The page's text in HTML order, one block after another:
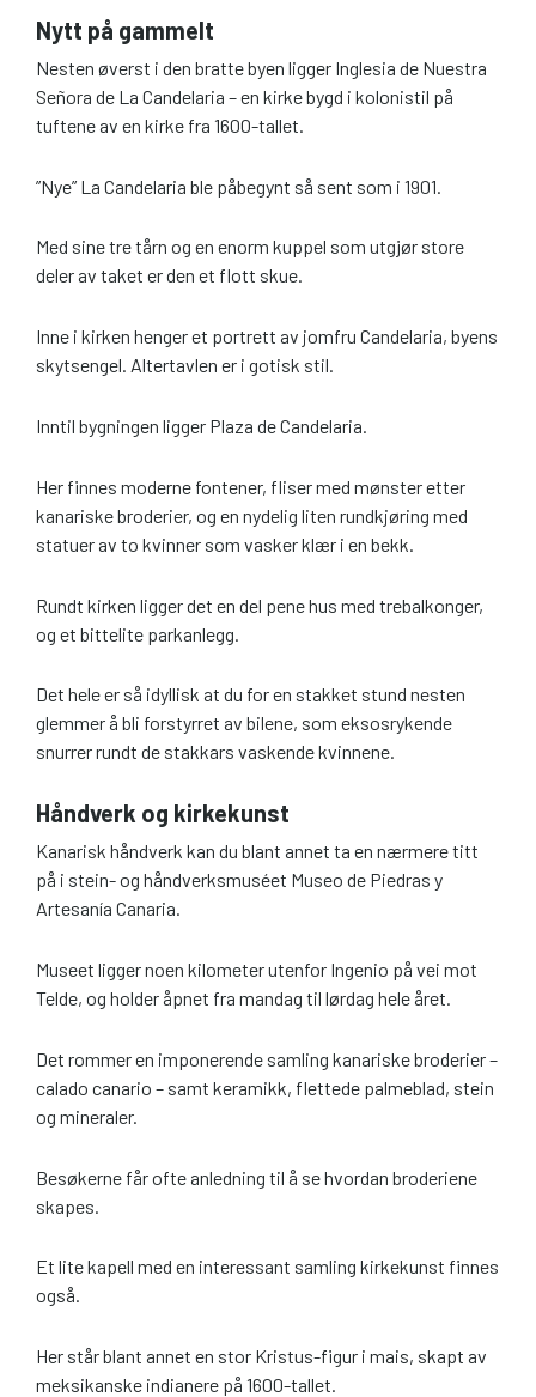
Nytt på gammelt
Nesten øverst i den bratte byen ligger Inglesia de Nuestra
Señora de La Candelaria – en kirke bygd i kolonistil på
tuftene av en kirke fra 1600-tallet.
”Nye” La Candelaria ble påbegynt så sent som i 1901.
Med sine tre tårn og en enorm kuppel som utgjør store
deler av taket er den et flott skue.
Inne i kirken henger et portrett av jomfru Candelaria, byens
skytsengel. Altertavlen er i gotisk stil.
Inntil bygningen ligger Plaza de Candelaria.
Her finnes moderne fontener, fliser med mønster etter
kanariske broderier, og en nydelig liten rundkjøring med
statuer av to kvinner som vasker klær i en bekk.
Rundt kirken ligger det en del pene hus med trebalkonger,
og et bittelite parkanlegg.
Det hele er så idyllisk at du for en stakket stund nesten
glemmer å bli forstyrret av bilene, som eksosrykende
snurrer rundt de stakkars vaskende kvinnene.
Håndverk og kirkekunst
Kanarisk håndverk kan du blant annet ta en nærmere titt
på i stein- og håndverksmuséet Museo de Piedras y
Artesanía Canaria.
Museet ligger noen kilometer utenfor Ingenio på vei mot
Telde, og holder åpnet fra mandag til lørdag hele året.
Det rommer en imponerende samling kanariske broderier –
calado canario – samt keramikk, flettede palmeblad, stein
og mineraler.
Besøkerne får ofte anledning til å se hvordan broderiene
skapes.
Et lite kapell med en interessant samling kirkekunst finnes
også.
Her står blant annet en stor Kristus-figur i mais, skapt av
meksikanske indianere på 1600-tallet.